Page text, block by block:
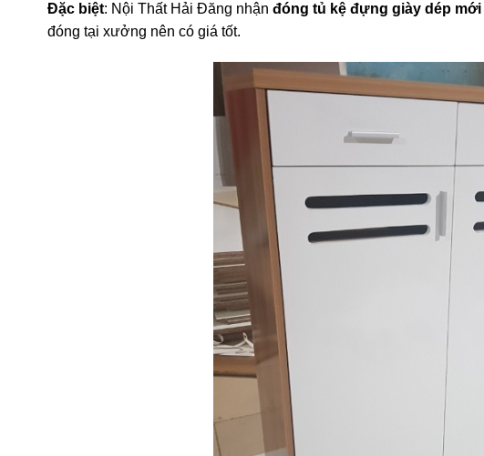
Đặc biệt: Nội Thất Hải Đăng nhận đóng tủ kệ đựng giày dép mới
đóng tại xưởng nên có giá tốt.